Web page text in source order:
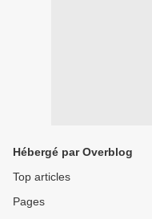
Hébergé par Overblog
Top articles
Pages